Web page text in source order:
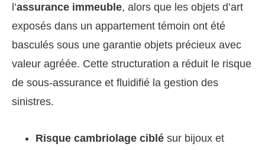
l’assurance immeuble, alors que les objets d’art
exposés dans un appartement témoin ont été
basculés sous une garantie objets précieux avec
valeur agréée. Cette structuration a réduit le risque
de sous-assurance et fluidifié la gestion des
sinistres.
Risque cambriolage ciblé sur bijoux et